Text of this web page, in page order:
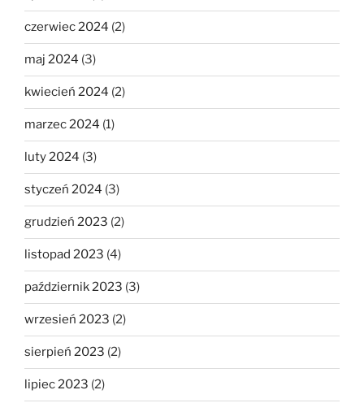
czerwiec 2024 (2)
maj 2024 (3)
kwiecień 2024 (2)
marzec 2024 (1)
luty 2024 (3)
styczeń 2024 (3)
grudzień 2023 (2)
listopad 2023 (4)
październik 2023 (3)
wrzesień 2023 (2)
sierpień 2023 (2)
lipiec 2023 (2)